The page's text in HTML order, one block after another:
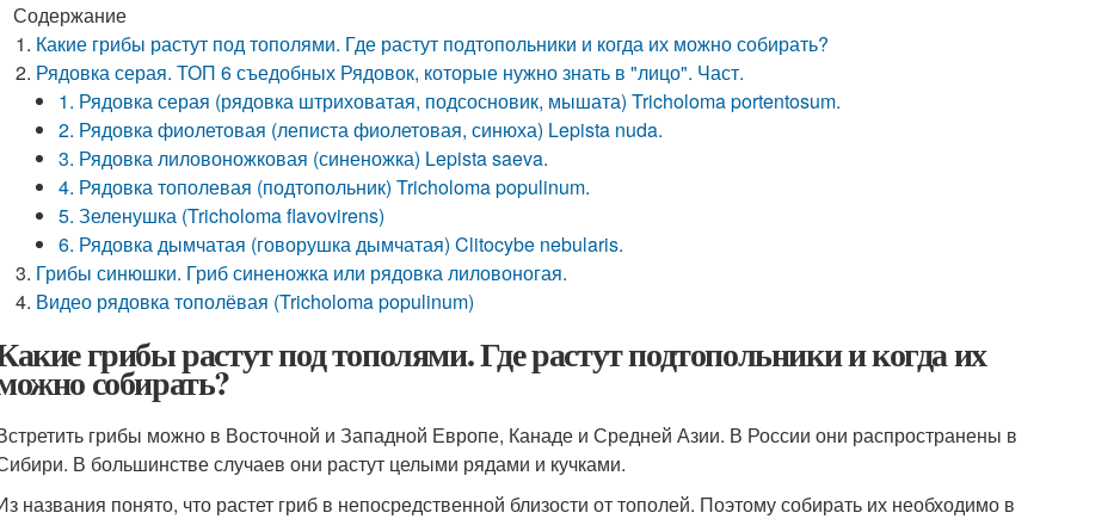
Содержание
Какие грибы растут под тополями. Где растут подтопольники и когда их можно собирать?
Рядовка серая. ТОП 6 съедобных Рядовок, которые нужно знать в "лицо". Част.
1. Рядовка серая (рядовка штриховатая, подсосновик, мышата) Tricholoma portentosum.
2. Рядовка фиолетовая (леписта фиолетовая, синюха) Lepista nuda.
3. Рядовка лиловоножковая (синеножка) Lepista saeva.
4. Рядовка тополевая (подтопольник) Tricholoma populinum.
5. Зеленушка (Tricholoma flavovirens)
6. Рядовка дымчатая (говорушка дымчатая) Clitocybe nebularis.
Грибы синюшки. Гриб синеножка или рядовка лиловоногая.
Видео рядовка тополёвая (Tricholoma populinum)
грибы растут под тополями. Где растут подтопольники и когда их
собирать?
грибы можно в Восточной и Западной Европе, Канаде и Средней Азии. В России они распространены в
В большинстве случаев они растут целыми рядами и кучками.
названия понято, что растет гриб в непосредственной близости от тополей. Поэтому собирать их необходимо в